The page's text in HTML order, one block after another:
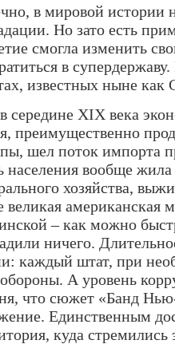
в мировой истории
Но зато есть
смогла изменить
в
известных ныне
середине XIX века
преимущественно
шел поток импорта
населения вообще
хозяйства,
великая американская
– как можно
ничего.
каждый штат, при
А уровень
что сюжет «Банд
Единственным
куда